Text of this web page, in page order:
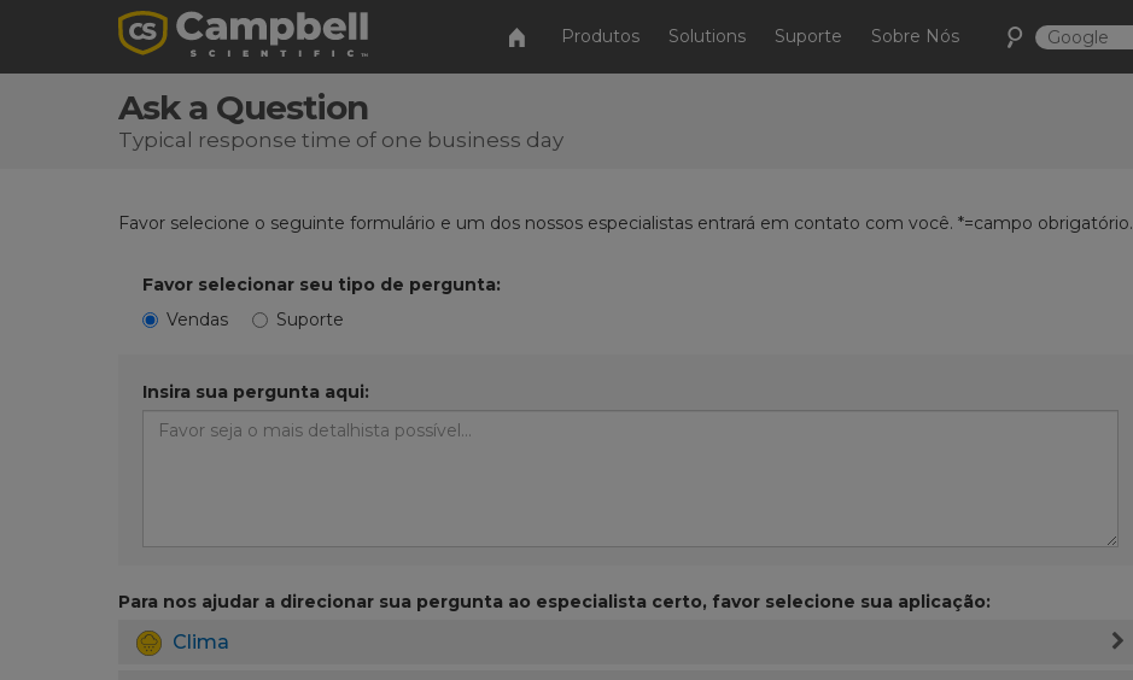
Produtos Solutions Suporte Sobre Nós
Ask a Question
Typical response time of one business day
Favor selecione o seguinte formulário e um dos nossos especialistas entrará em contato com você. *=campo obrigatório.
Favor selecionar seu tipo de pergunta:
Vendas
Suporte
Insira sua pergunta aqui:
Para nos ajudar a direcionar sua pergunta ao especialista certo, favor selecione sua aplicação:
Clima